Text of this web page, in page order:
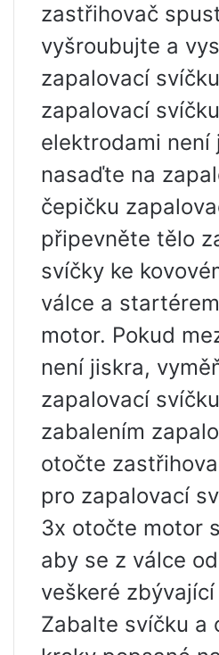
zastřihovač
vyšroubujte a
zapalovací
zapalovací
elektrodami není
nasaďte na
čepičku
připevněte tělo
svíčky ke
válce a
motor. Pokud
není jiskra,
zapalovací
zabalením
otočte
pro zapalovací
3x otočte motor
aby se z válce
veškeré
Zabalte svíčku a